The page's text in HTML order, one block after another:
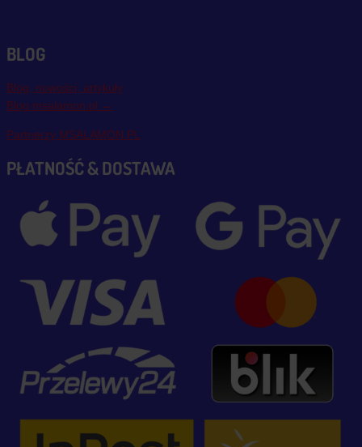
BLOG
Blog, nowości, artykuły
Blog msalamon.pl →
Partnerzy MSALAMON.PL
PŁATNOŚĆ & DOSTAWA